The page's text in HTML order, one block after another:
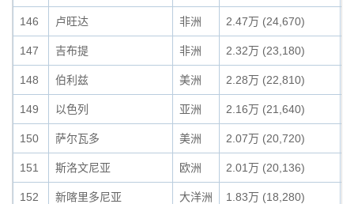
146 卢旺达 非洲 2.47万 (24,670)
147 吉布提 非洲 2.32万 (23,180)
148 伯利兹 美洲 2.28万 (22,810)
149 以色列 亚洲 2.16万 (21,640)
150 萨尔瓦多 美洲 2.07万 (20,720)
151 斯洛文尼亚 欧洲 2.01万 (20,136)
152 新喀里多尼亚 大洋洲 1.83万 (18,280)